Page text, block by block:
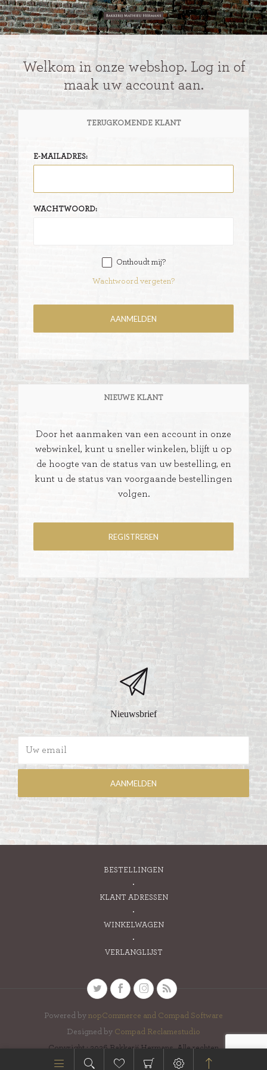
Welkom in onze webshop. Log in of
maak uw account aan.
TERUGKOMENDE KLANT
E-MAILADRES:
WACHTWOORD:
Onthoudt mij?
Wachtwoord vergeten?
NIEUWE KLANT
Door het aanmaken van een account in onze
webwinkel, kunt u sneller winkelen, blijft u op
de hoogte van de status van uw bestelling, en
kunt u de status van voorgaande bestellingen
volgen.
Nieuwsbrief
BESTELLINGEN
KLANT ADRESSEN
WINKELWAGEN
VERLANGLIJST
Powered by nopCommerce and Compad Software
Designed by Compad Reclamestudio
Copyright ; 2026 Bakkerij Hermans. Alle rechten
voorbehouden.